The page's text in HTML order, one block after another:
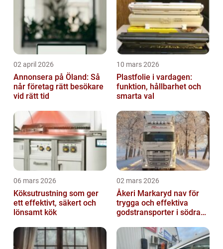
02 april 2026
Annonsera på Öland: Så
når företag rätt besökare
vid rätt tid
10 mars 2026
Plastfolie i vardagen:
funktion, hållbarhet och
smarta val
06 mars 2026
Köksutrustning som ger
ett effektivt, säkert och
lönsamt kök
02 mars 2026
Åkeri Markaryd nav för
trygga och effektiva
godstransporter i södra